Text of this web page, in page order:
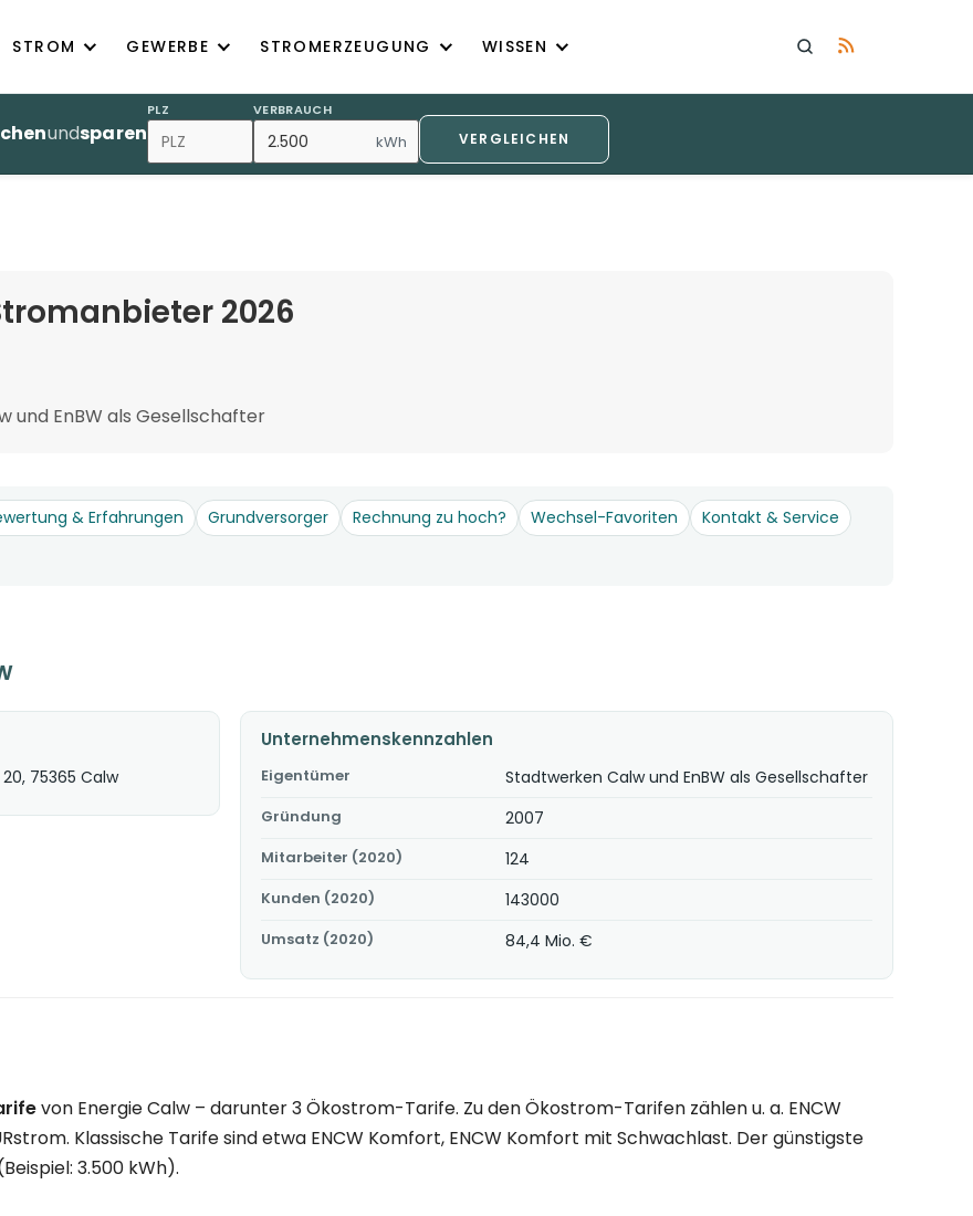
STROM GEWERBE STROMERZEUGUNG WISSEN
undsparen
PLZ VERBRAUCH
kWh VERGLEICHEN
2026
und EnBW als Gesellschafter
& Erfahrungen Grundversorger Rechnung zu hoch? Wechsel-Favoriten
Kontakt & Service
75365 Calw
Unternehmenskennzahlen
Eigentümer Stadtwerken Calw und EnBW als Gesellschafter
Gründung 2007
Mitarbeiter (2020) 124
Kunden (2020) 143000
Umsatz (2020) 84,4 Mio. €
von Energie Calw – darunter 3 Ökostrom-Tarife. Zu den Ökostrom-Tarifen zählen u. a. ENCW
Klassische Tarife sind etwa ENCW Komfort, ENCW Komfort mit Schwachlast. Der günstigste
3.500 kWh).